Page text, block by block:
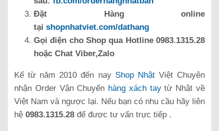
Đặt Hàng online
tại shopnhatviet.com/dathang
Gọi điện cho Shop qua Hotline 0983.1315.28
hoặc Chat Viber,Zalo
Kể từ năm 2010 đến nay Shop NhậtViệt Chuyên
nhận Order Vận Chuyển hàng xách taytừ Nhật về
Việt Nam và ngược lại. Nếu bạn có nhu cầu hãy liên
hệ 0983.1315.28 để được tư vấn trực tiếp .